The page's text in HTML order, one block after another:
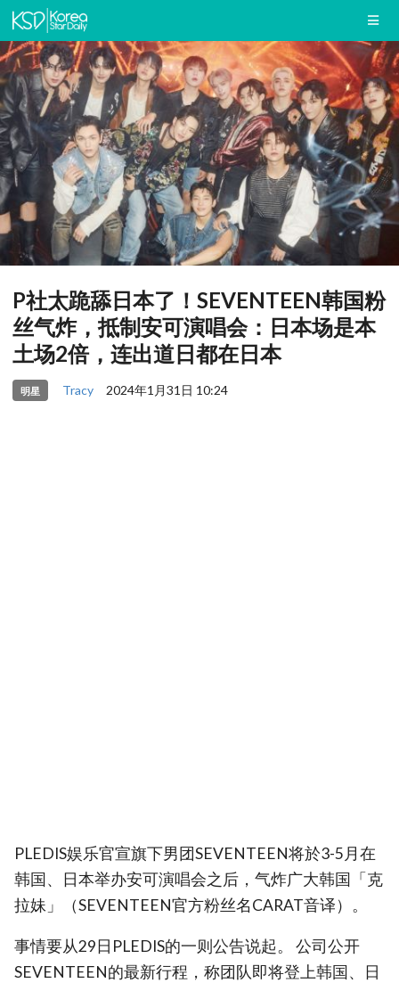
P社太跪舔日本了！SEVENTEEN韩国粉
丝气炸，抵制安可演唱会：日本场是本
土场2倍，连出道日都在日本
明星 Tracy 2024年1月31日 10:24
PLEDIS娱乐官宣旗下男团SEVENTEEN将於3-5月在
韩国、日本举办安可演唱会之后，气炸广大韩国「克
拉妹」（SEVENTEEN官方粉丝名CARAT音译）。
事情要从29日PLEDIS的一则公告说起。 公司公开
SEVENTEEN的最新行程，称团队即将登上韩国、日